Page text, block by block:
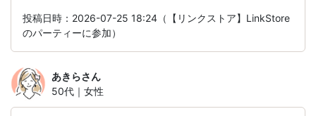
投稿日時：2026-07-25 18:24（【リンクストア】LinkStore
のパーティーに参加）
あきらさん
50代｜女性